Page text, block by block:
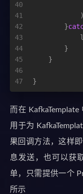
40
41
42
43
44
45
46
47
        }
        }
    }
}
而在
用于为
果回调方法，这样
息发送，也可以获
单，只需提供一个
所示